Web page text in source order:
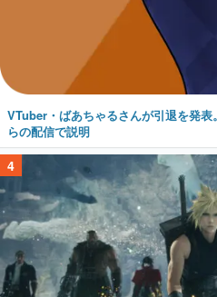
VTuber・ばあちゃるさんが引退を発
らの配信で説明
4